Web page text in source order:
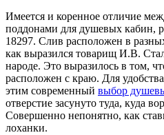
Имеется и коренное отличие
поддонами для душевых кабин,
18297. Слив расположен в
как выразился товарищ И.В.
народе. Это выразилось в том,
расположен с краю. Для
этим современный выбор
отверстие засунуто туда, куда
Совершенно непонятно, как
лоханки.